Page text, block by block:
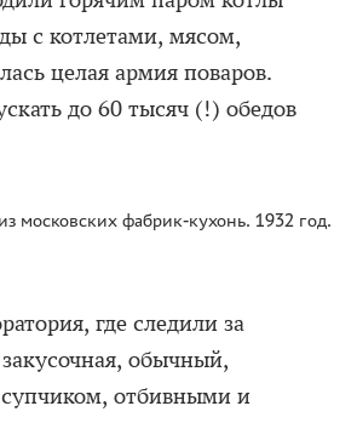
с котлетами, мясом,
целая армия поваров.
до 60 тысяч (!) обедов
московских фабрик-кухонь. 1932 год.
где следили за
обычный,
отбивными и